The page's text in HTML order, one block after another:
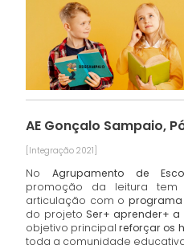
AE Gonçalo Sampaio,
[Integração 2021]
NoAgrupamento de
promoção da leitura
articulação com o programa
do projeto Ser+ aprender+ a
objetivo principalreforçar os
toda a comunidade